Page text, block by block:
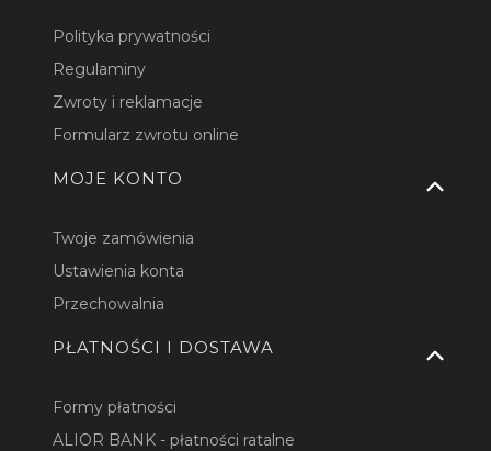
Polityka prywatności
Regulaminy
Zwroty i reklamacje
Formularz zwrotu online
MOJE KONTO
Twoje zamówienia
Ustawienia konta
Przechowalnia
PŁATNOŚCI I DOSTAWA
Formy płatności
ALIOR BANK - płatności ratalne